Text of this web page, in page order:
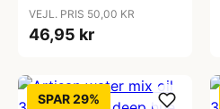
VEJL. PRIS 50,00 KR
46,95 kr
SPAR 29%